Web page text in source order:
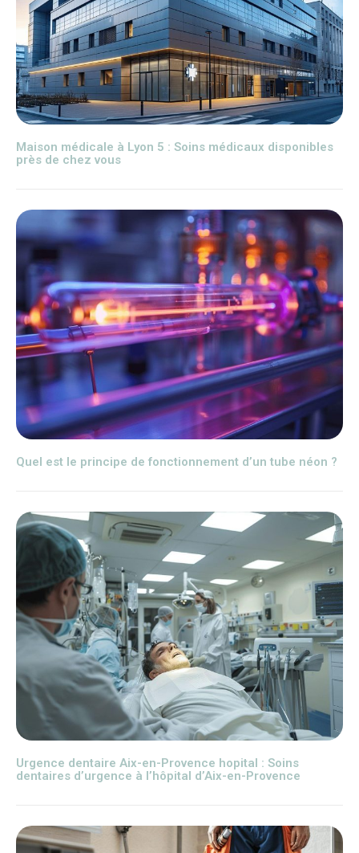
Maison médicale à Lyon 5 : Soins médicaux disponibles
près de chez vous
Quel est le principe de fonctionnement d’un tube néon ?
Urgence dentaire Aix-en-Provence hopital : Soins
dentaires d’urgence à l’hôpital d’Aix-en-Provence